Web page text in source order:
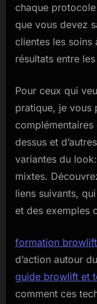
chaque
que vous devez
clientes les soins
résultats entre
Pour ceux qui
pratique, je vous
dessus et
variantes du
mixtes.
liens suivants,
et des exemples
formation browlift
d’action autour
guide browlift et
comment ces